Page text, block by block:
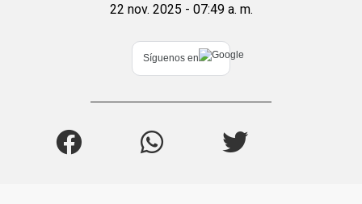
22 nov. 2025 - 07:49 a. m.
Síguenos en